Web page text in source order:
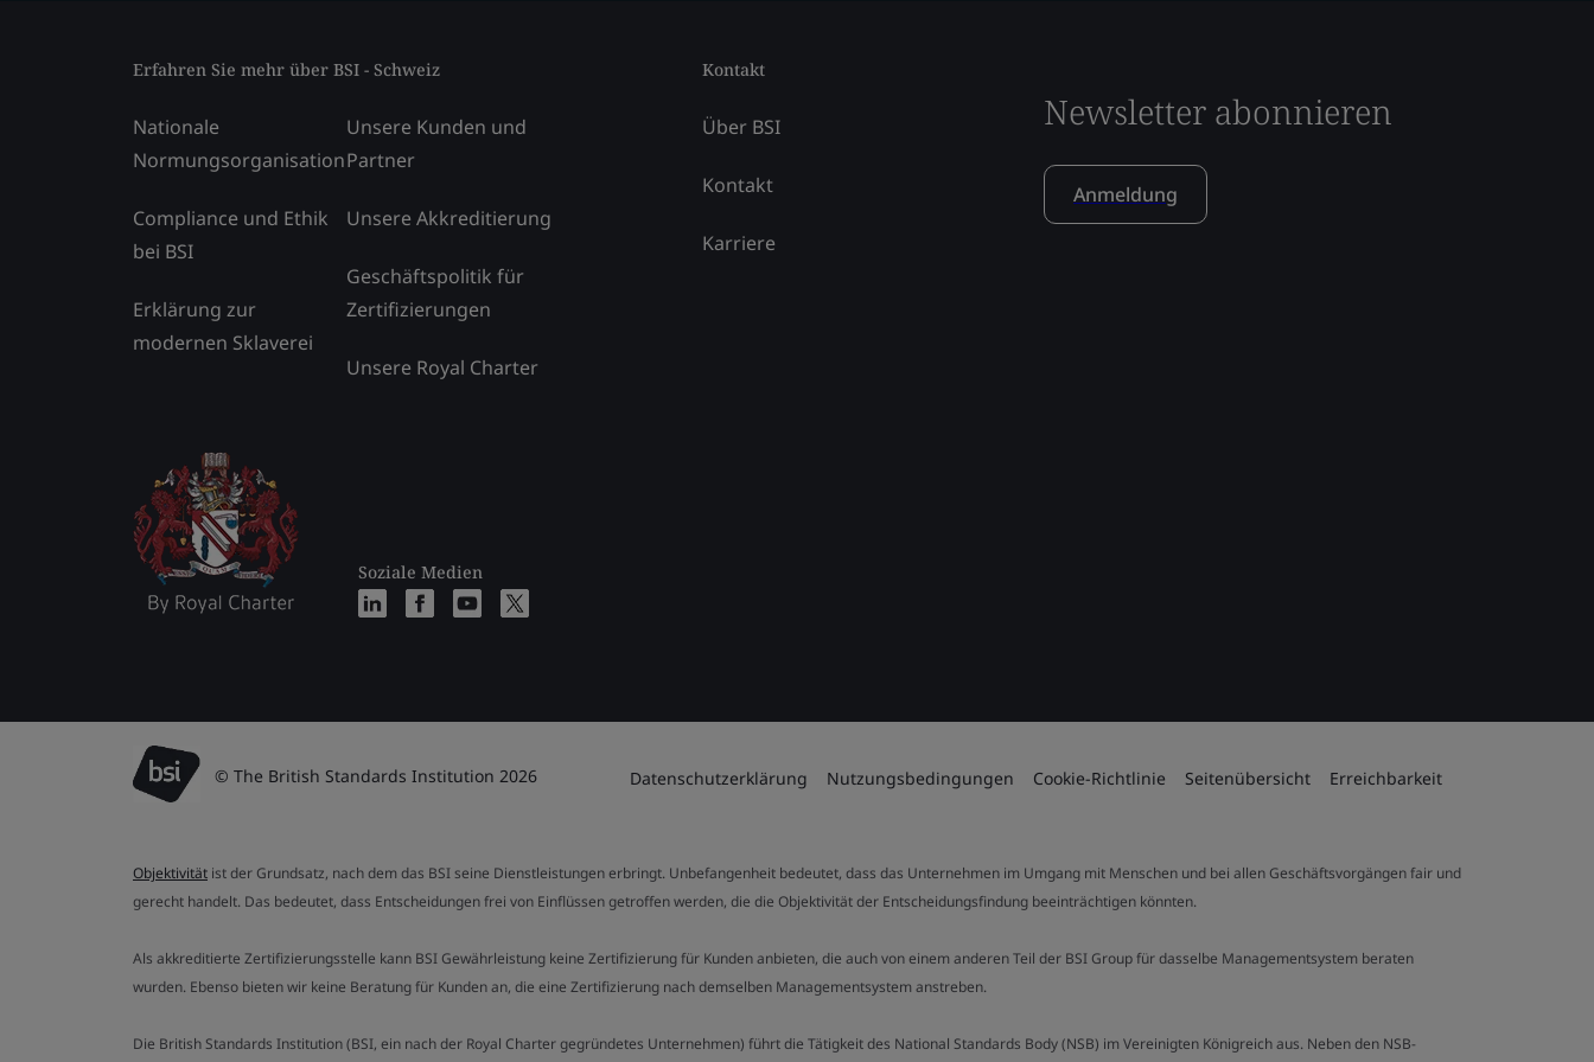
Erfahren Sie mehr über BSI - Schweiz
Nationale
Normungsorganisation
Compliance und Ethik
bei BSI
Erklärung zur
modernen Sklaverei
Unsere Kunden und
Partner
Unsere Akkreditierung
Geschäftspolitik für
Zertifizierungen
Unsere Royal Charter
Soziale Medien
Kontakt
Über BSI
Kontakt
Karriere
Newsletter abonnieren
Anmeldung
© The British Standards Institution 2026 Datenschutzerklärung Nutzungsbedingungen Cookie-Richtlinie Seitenübersicht Erreichbarkeit
Objektivität ist der Grundsatz, nach dem das BSI seine Dienstleistungen erbringt. Unbefangenheit bedeutet, dass das Unternehmen im Umgang mit Menschen und bei allen Geschäftsvorgängen fair und
gerecht handelt. Das bedeutet, dass Entscheidungen frei von Einflüssen getroffen werden, die die Objektivität der Entscheidungsfindung beeinträchtigen könnten.
Als akkreditierte Zertifizierungsstelle kann BSI Gewährleistung keine Zertifizierung für Kunden anbieten, die auch von einem anderen Teil der BSI Group für dasselbe Managementsystem beraten
wurden. Ebenso bieten wir keine Beratung für Kunden an, die eine Zertifizierung nach demselben Managementsystem anstreben.
Die British Standards Institution (BSI, ein nach der Royal Charter gegründetes Unternehmen) führt die Tätigkeit des National Standards Body (NSB) im Vereinigten Königreich aus. Neben den NSB-